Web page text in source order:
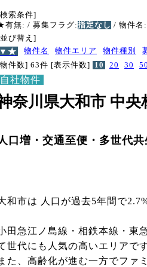
索条件]
有無: / 募集フラグ:指定なし / 物件名:
び替え]
▼★ 物件名 物件エリア 物件種別
件数] 63件 [表示件数] 10 20 30
自社物件
奈川県大和市 中
口増・交通至便・多世代
和市は 人口が過去5年間で
田急江ノ島線・相鉄本線・東
世代にも人気の高いエリアで
た、高齢化が進む一方でファ